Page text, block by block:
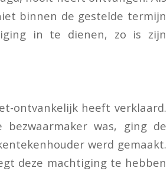
binnen de gestelde termijn
in te dienen, zo is zijn
ontvankelijk heeft verklaard.
was, ging de
werd gemaakt.
deze machtiging te hebben